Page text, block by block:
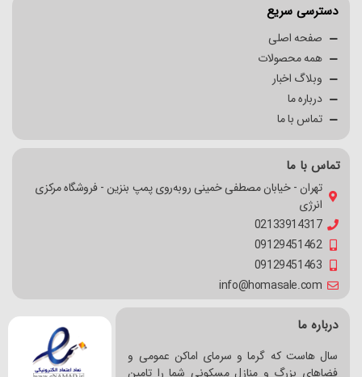
دسترسی سریع
صفحه اصلی
همه محصولات
وبلاگ اخبار
درباره ما
تماس با ما
تماس با ما
تهران - خیابان مصطفی خمینی روبه‌روی پمپ بنزین - فروشگاه مرکزی
انرژی
02133914317
09129451462
09129451463
info@homasale.com
درباره ما
سال هاست که گرما و سرمای اماکن عمومی و
فضاهای بزرگ و منازل مسکونی شما را تامین